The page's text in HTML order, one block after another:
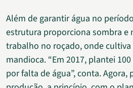
Além de garantir água no
estrutura proporciona sombra e
trabalho no roçado, onde
mandioca. “Em 2017, plantei
por falta de água”, conta.